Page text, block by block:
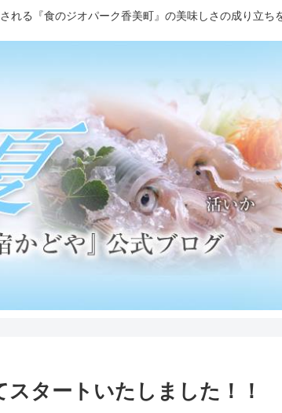
れる『食のジオパーク香美町』の美味しさの成り立ち
タートいたしました！！